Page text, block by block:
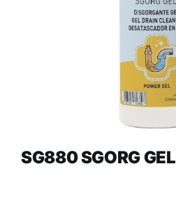
SG880 SGORG GEL